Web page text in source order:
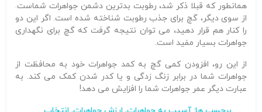
همانطور که قبلا ذکر شد، رطوبت بدترین دشمن جواهرات شماست.
از سوی دیگر، گچ برای جذب رطوبت شناخته شده است. اگر این دو
را کنار هم قرار دهید، می توان نتیجه گرفت که گچ برای نگهداری
جواهرات بسیار مفید است.
از این رو، افزودن کمی گچ به کمد جواهرات خود به محافظت از
جواهرات شما در برابر زنگ زدگی و یا کدر شدن کمک می کند. به
عبارت دیگر عمر جواهرات شما را افزایش می دهد!